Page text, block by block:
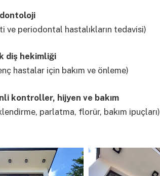
ve periodontal hastalıkların tedavisi)
diş hekimliği
hastalar için bakım ve önleme)
kontroller, hijyen ve bakım
parlatma, florür, bakım ipuçları)